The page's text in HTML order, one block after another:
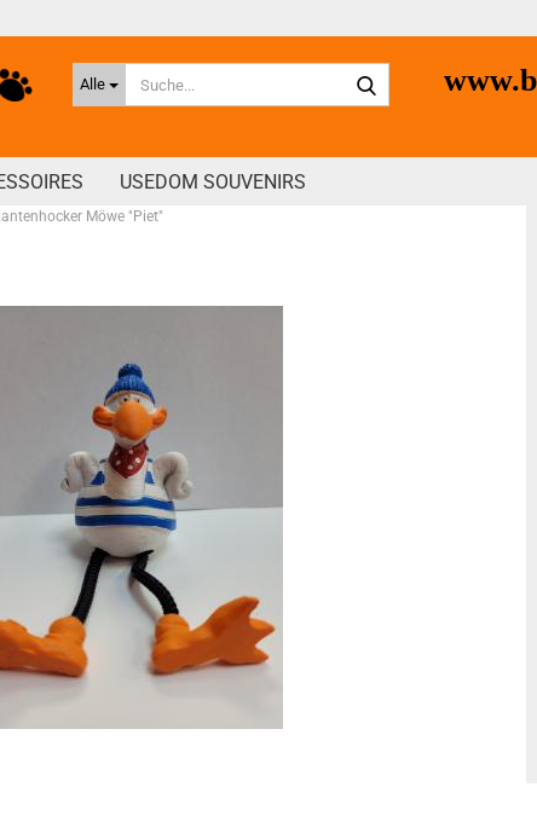
Alle
USEDOM SOUVENIRS
Möwe "Piet"